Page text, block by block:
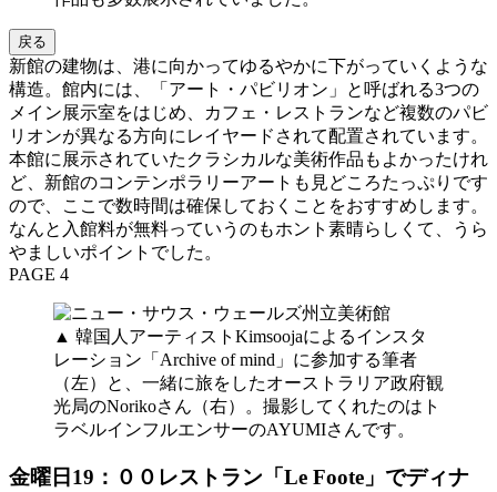
戻る
新館の建物は、港に向かってゆるやかに下がっていくような
構造。館内には、「アート・パビリオン」と呼ばれる3つの
メイン展示室をはじめ、カフェ・レストランなど複数のパビ
リオンが異なる方向にレイヤードされて配置されています。
本館に展示されていたクラシカルな美術作品もよかったけれ
ど、新館のコンテンポラリーアートも見どころたっぷりです
ので、ここで数時間は確保しておくことをおすすめします。
なんと入館料が無料っていうのもホント素晴らしくて、うら
やましいポイントでした。
PAGE 4
▲ 韓国人アーティストKimsoojaによるインスタ
レーション「Archive of mind」に参加する筆者
（左）と、一緒に旅をしたオーストラリア政府観
光局のNorikoさん（右）。撮影してくれたのはト
ラベルインフルエンサーのAYUMIさんです。
金曜日19：００レストラン「Le Foote」でディナ